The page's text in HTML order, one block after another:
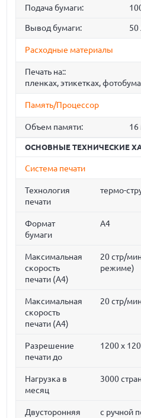
Подача бумаги:
Вывод бумаги: 50
Расходные материалы
Печать на::
пленках, этикетках,
Память/Процессор
Объем памяти:
ОСНОВНЫЕ ТЕХНИЧЕСКИЕ
Система печати
Технология
печати
термо-
Формат
бумаги
A4
Максимальная
скорость
печати (A4)
20 стр/
режиме)
Максимальная
скорость
печати (A4)
20 стр/
Разрешение
печати до
1200 x
Нагрузка в
месяц
3000
Двусторонняя с ручной